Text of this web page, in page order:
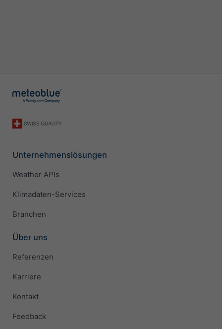
Unternehmenslösungen
Weather APIs
Klimadaten-Services
Branchen
Über uns
Referenzen
Karriere
Kontakt
Feedback